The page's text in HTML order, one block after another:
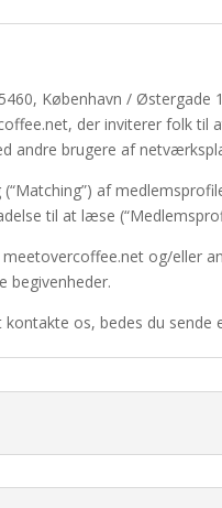
København / Østergade
der inviterer folk til
andre brugere af
af
til at læse
og/eller
begivenheder.
os, bedes du